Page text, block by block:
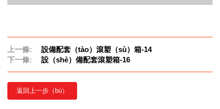
上一條:
設備配套（tào）滾塑（sù）箱-14
下一條:
設（shè）備配套滾塑箱-16
返回上一步（bù）